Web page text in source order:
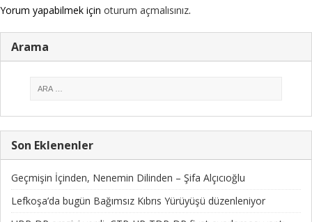
Yorum yapabilmek için oturum açmalısınız.
Arama
Son Eklenenler
Geçmişin İçinden, Nenemin Dilinden – Şifa Alçıcıoğlu
Lefkoşa’da bugün Bağımsız Kıbrıs Yürüyüşü düzenleniyor